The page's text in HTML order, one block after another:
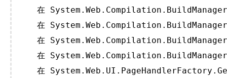
在
在
在
在
在